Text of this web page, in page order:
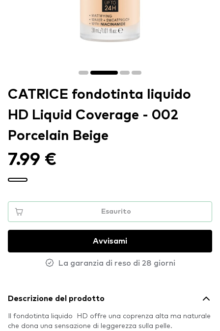
CATRICE fondotinta liquido
HD Liquid Coverage - 002
Porcelain Beige
7.99 €
Esaurito
Avvisami
La garanzia di reso di 28 giorni
Descrizione del prodotto
Il fondotinta liquido HD offre una coprenza alta ma naturale
che dona una sensazione di leggerezza sulla pelle.